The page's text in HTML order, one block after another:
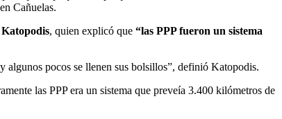
Cañuelas.
, quien explicó que “las PPP fueron un sistema
algunos pocos se llenen sus bolsillos”, definió Katopodis.
las PPP era un sistema que preveía 3.400 kilómetros de